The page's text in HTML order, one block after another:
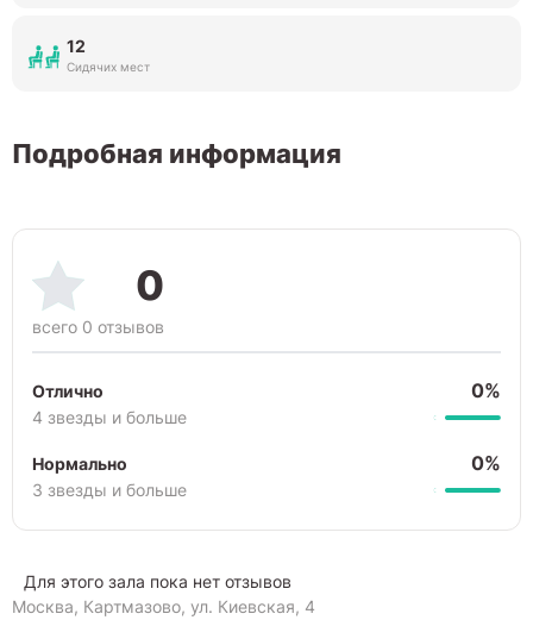
12
Сидячих мест
Подробная информация
0
всего 0 отзывов
Отлично 0%
4 звезды и больше
Нормально 0%
3 звезды и больше
Для этого зала пока нет отзывов
Москва, Картмазово, ул. Киевская, 4